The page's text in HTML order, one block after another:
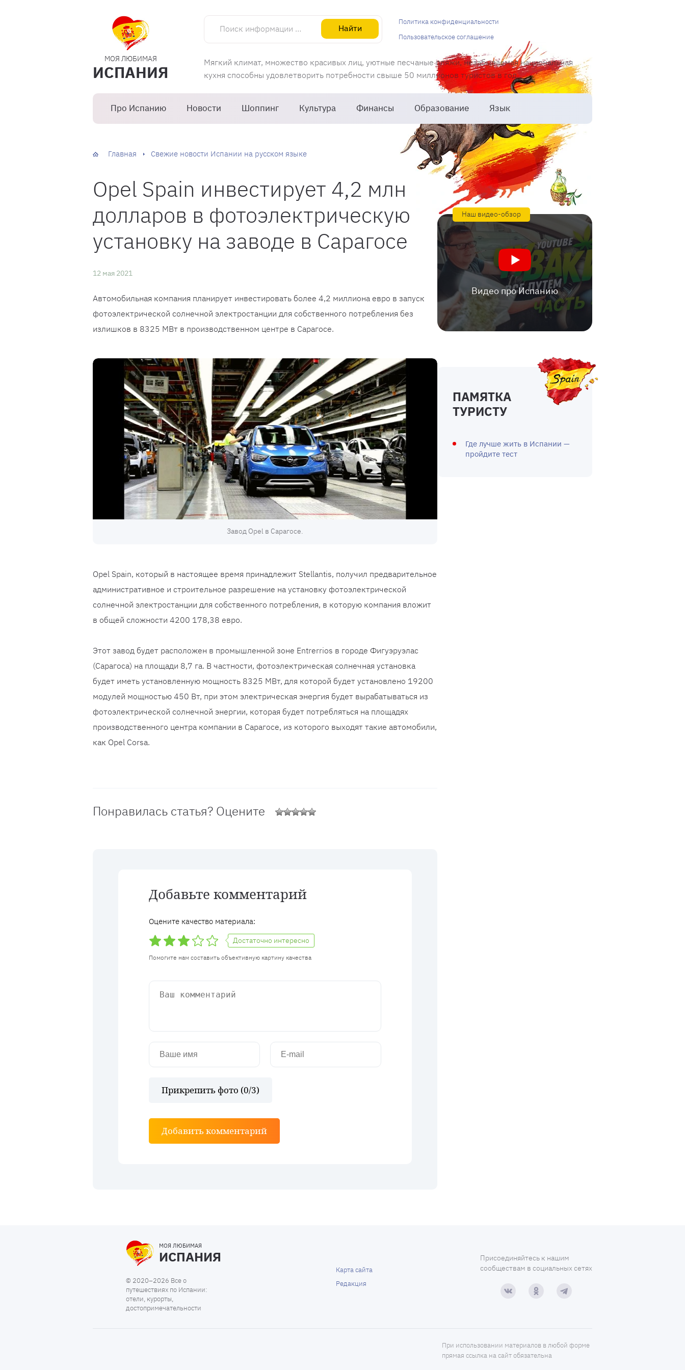
МОЯ ЛЮБИМАЯ
ИСПАНИЯ
Поиск информации об Испании
Найти
Мягкий климат, множество красивых лиц, уютные песчаные пляжи, незабываемая национальная
кухня способны удовлетворить потребности свыше 50 миллионов туристов в год.
Про Испанию Новости Шоппинг Культура Финансы Образование Язык
Политика конфиденциальности
Пользовательское соглашение
Главная Свежие новости Испании на русском языке
Opel Spain инвестирует 4,2 млн
долларов в фотоэлектрическую
установку на заводе в Сарагосе
12 мая 2021
Автомобильная компания планирует инвестировать более 4,2 миллиона евро в запуск
фотоэлектрической солнечной электростанции для собственного потребления без
излишков в 8325 МВт в производственном центре в Сарагосе.
Завод Opel в Сарагосе.
Opel Spain, который в настоящее время принадлежит Stellantis, получил предварительное
административное и строительное разрешение на установку фотоэлектрической
солнечной электростанции для собственного потребления, в которую компания вложит
в общей сложности 4200 178,38 евро.
Этот завод будет расположен в промышленной зоне Entrerrios в городе Фигуэруэлас
(Сарагоса) на площади 8,7 га. В частности, фотоэлектрическая солнечная установка
будет иметь установленную мощность 8325 МВт, для которой будет установлено 19200
модулей мощностью 450 Вт, при этом электрическая энергия будет вырабатываться из
фотоэлектрической солнечной энергии, которая будет потребляться на площадях
производственного центра компании в Сарагосе, из которого выходят такие автомобили,
как Opel Corsa.
Понравилась статья? Оцените
Добавьте комментарий
Оцените качество материала:
Достаточно интересно
Помогите нам составить объективную картину качества
Прикрепить фото (0/3)
Добавить комментарий
Наш видео-обзор
Видео про Испанию
ПАМЯТКА
ТУРИСТУ
Где лучше жить в Испании —
пройдите тест
МОЯ ЛЮБИМАЯ
ИСПАНИЯ
© 2020–2026 Все о
путешествиях по Испании:
отели, курорты,
достопримечательности
Карта сайта
Редакция
Присоединяйтесь к нашим
сообществам в социальных сетях
При использовании материалов в любой форме
прямая ссылка на сайт обязательна